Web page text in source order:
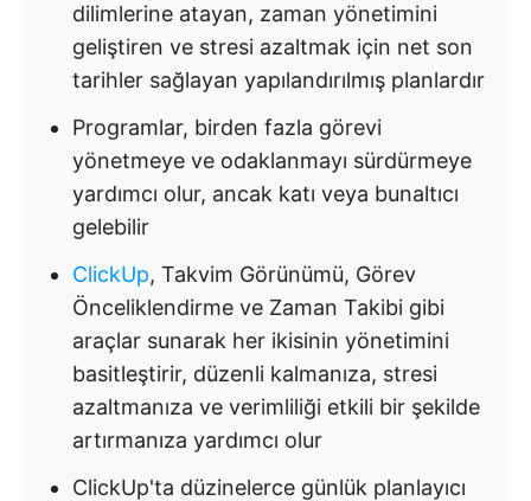
dilimlerine atayan, zaman yönetimini
geliştiren ve stresi azaltmak için net son
tarihler sağlayan yapılandırılmış planlardır
Programlar, birden fazla görevi
yönetmeye ve odaklanmayı sürdürmeye
yardımcı olur, ancak katı veya bunaltıcı
gelebilir
ClickUp, Takvim Görünümü, Görev
Önceliklendirme ve Zaman Takibi gibi
araçlar sunarak her ikisinin yönetimini
basitleştirir, düzenli kalmanıza, stresi
azaltmanıza ve verimliliği etkili bir şekilde
artırmanıza yardımcı olur
ClickUp'ta düzinelerce günlük planlayıcı